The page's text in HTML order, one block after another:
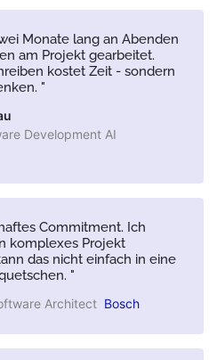
Monate lang an Abenden
am Projekt gearbeitet.
kostet Zeit - sondern
Development AI
Commitment. Ich
komplexes Projekt
das nicht einfach in eine
Architect Bosch